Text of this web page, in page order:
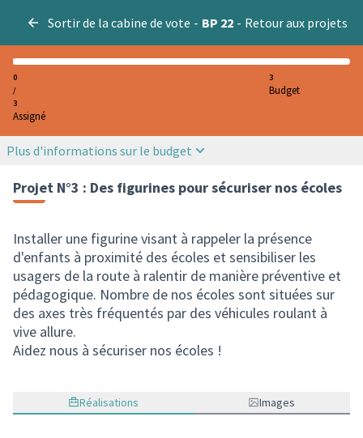
Sortir de la cabine de vote - BP 22 - Retour aux projets
0
/
3
Assigné
3
Budget
Plus d'informations sur le budget
Projet N°3 : Des figurines pour sécuriser nos écoles
Installer une figurine visant à rappeler la présence
d'enfants à proximité des écoles et sensibiliser les
usagers de la route à ralentir de manière préventive et
pédagogique. Nombre de nos écoles sont situées sur
des axes très fréquentés par des véhicules roulant à
vive allure.
Aidez nous à sécuriser nos écoles !
Réalisations Images